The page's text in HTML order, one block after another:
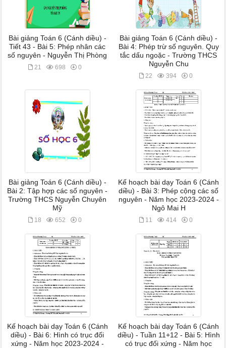
Bài giảng Toán 6 (Cánh diều) -
Tiết 43 - Bài 5: Phép nhân các
số nguyên - Nguyễn Thị Phòng
21 698 0
Bài giảng Toán 6 (Cánh diều) -
Bài 4: Phép trừ số nguyên. Quy
tắc dấu ngoặc - Trường THCS
Nguyễn Chu
22 394 0
Bài giảng Toán 6 (Cánh diều) -
Bài 2: Tập hợp các số nguyên -
Trường THCS Nguyễn Chuyên
Mỹ
18 652 0
Kế hoạch bài dạy Toán 6 (Cánh
diều) - Bài 3: Phép cộng các số
nguyên - Năm học 2023-2024 -
Ngô Mai H
11 414 0
Kế hoạch bài dạy Toán 6 (Cánh
diều) - Bài 6: Hình có trục đối
xứng - Năm học 2023-2024 -
Kế hoạch bài dạy Toán 6 (Cánh
diều) - Tuần 11+12 - Bài 5: Hình
có trục đối xứng - Năm học